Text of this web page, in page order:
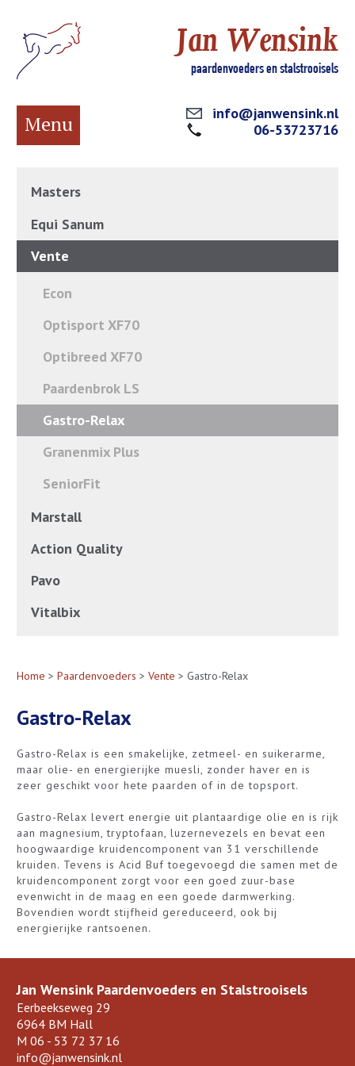
Jan Wensink
paardenvoeders en stalstrooisels
Menu
info@janwensink.nl
06-53723716
Masters
Equi Sanum
Vente
Econ
Optisport XF70
Optibreed XF70
Paardenbrok LS
Gastro-Relax
Granenmix Plus
SeniorFit
Marstall
Action Quality
Pavo
Vitalbix
Home > Paardenvoeders > Vente > Gastro-Relax
Gastro-Relax
Gastro-Relax is een smakelijke, zetmeel- en suikerarme,
maar olie- en energierijke muesli, zonder haver en is
zeer geschikt voor hete paarden of in de topsport.
Gastro-Relax levert energie uit plantaardige olie en is rijk
aan magnesium, tryptofaan, luzernevezels en bevat een
hoogwaardige kruidencomponent van 31 verschillende
kruiden. Tevens is Acid Buf toegevoegd die samen met de
kruidencomponent zorgt voor een goed zuur-base
evenwicht in de maag en een goede darmwerking.
Bovendien wordt stijfheid gereduceerd, ook bij
energierijke rantsoenen.
Jan Wensink Paardenvoeders en Stalstrooisels
Eerbeekseweg 29
6964 BM Hall
M 06 - 53 72 37 16
info@janwensink.nl